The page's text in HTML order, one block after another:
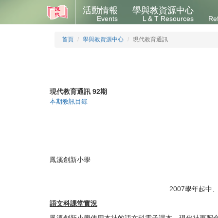
活動情報
Events
學與教資源中心
L & T Resources
首頁 學與教資源中心 現代教育通訊
現代教育通訊 92期
本期教訊目錄
鳳溪創新小學
2007學年起中
語文科課堂實況